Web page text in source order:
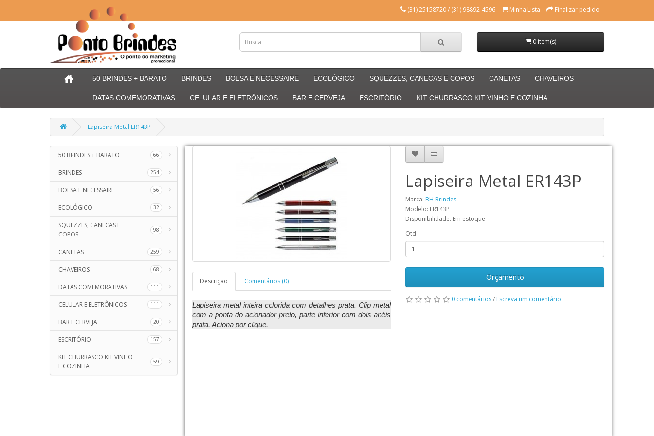
(31) 25158720 / (31) 98892-4596 Minha Lista Finalizar pedido
0 item(s)
50 BRINDES + BARATO BRINDES BOLSA E NECESSAIRE ECOLÓGICO SQUEZZES, CANECAS E COPOS CANETAS CHAVEIROS
DATAS COMEMORATIVAS CELULAR E ELETRÔNICOS BAR E CERVEJA ESCRITÓRIO KIT CHURRASCO KIT VINHO E COZINHA
Lapiseira Metal ER143P
50 BRINDES + BARATO 66
BRINDES 254
BOLSA E NECESSAIRE 56
ECOLÓGICO 32
SQUEZZES, CANECAS E
COPOS
98
CANETAS 259
CHAVEIROS 68
DATAS COMEMORATIVAS 111
CELULAR E ELETRÔNICOS 111
BAR E CERVEJA 20
ESCRITÓRIO 157
KIT CHURRASCO KIT VINHO
E COZINHA
59
Descrição Comentários (0)
Lapiseira metal inteira colorida com detalhes prata. Clip metal
com a ponta do acionador preto, parte inferior com dois anéis
prata. Aciona por clique.
Lapiseira Metal ER143P
Marca: BH Brindes
Modelo: ER143P
Disponibilidade: Em estoque
Qtd
Orçamento
0 comentários/ Escreva um comentário